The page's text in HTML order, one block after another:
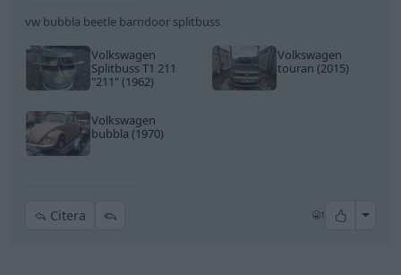
vw bubbla beetle barndoor splitbuss
Volkswagen
Splitbuss T1 211
"211"(1962)
Volkswagen
touran (2015)
Volkswagen
bubbla (1970)
Citera 1 All